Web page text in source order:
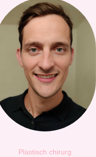
Plastisch chirurg